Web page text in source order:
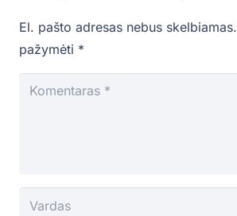
El. pašto adresas nebus skelbiamas.
pažymėti *